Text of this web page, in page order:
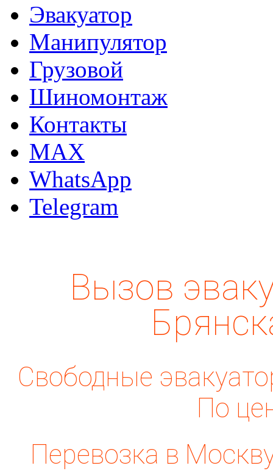
Эвакуатор
Манипулятор
Грузовой
Шиномонтаж
Контакты
MAX
WhatsApp
Telegram
Вызов
Свободные
По
Перевозка в